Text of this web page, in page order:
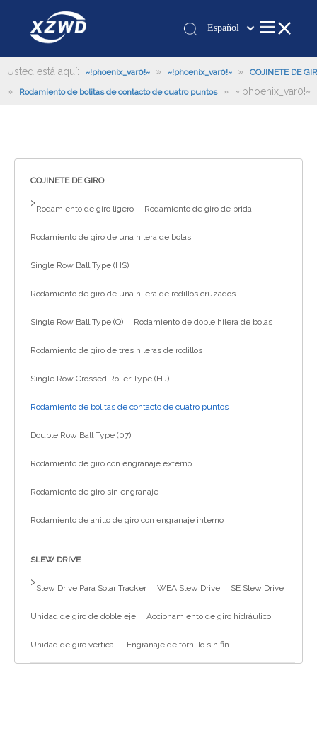
Español
românesc
Türk dili
Português
English
Español
Usted está aquí: ~!phoenix_var0!~ » ~!phoenix_var0!~ » COJINETE DE
» Rodamiento de bolitas de contacto de cuatro puntos » ~!phoenix_var0!~
COJINETE DE GIRO
>
Rodamiento de giro ligero Rodamiento de giro de brida
Rodamiento de giro de una hilera de bolas
Single Row Ball Type (HS)
Rodamiento de giro de una hilera de rodillos cruzados
Single Row Ball Type (Q) Rodamiento de doble hilera de bolas
Rodamiento de giro de tres hileras de rodillos
Single Row Crossed Roller Type (HJ)
Rodamiento de bolitas de contacto de cuatro puntos
Double Row Ball Type (07)
Rodamiento de giro con engranaje externo
Rodamiento de giro sin engranaje
Rodamiento de anillo de giro con engranaje interno
SLEW DRIVE
>
Slew Drive Para Solar Tracker WEA Slew Drive SE Slew Drive
Unidad de giro de doble eje Accionamiento de giro hidráulico
Unidad de giro vertical Engranaje de tornillo sin fin